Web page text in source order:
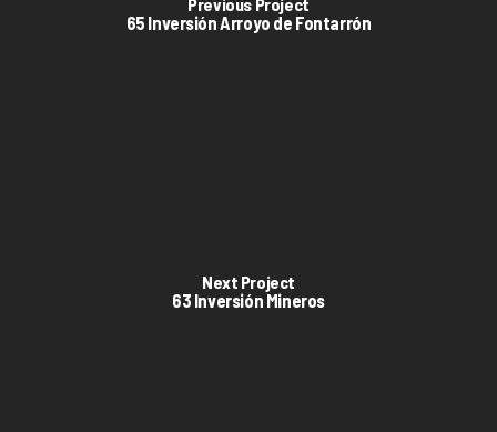
65 Inversión Arroyo de Fontarrón
Next Project
63 Inversión Mineros